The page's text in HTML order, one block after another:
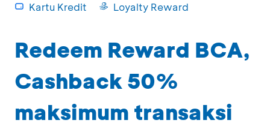
Kartu Kredit Loyalty Reward
Redeem Reward BCA,
Cashback 50%
maksimum transaksi